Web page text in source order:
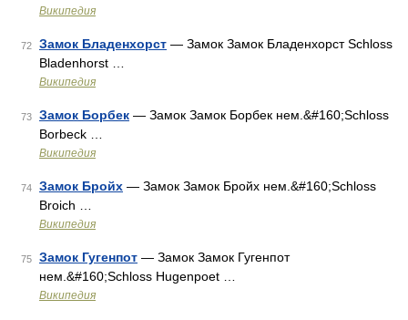
Википедия
72 Замок Бладенхорст — Замок Замок Бладенхорст Schloss
Bladenhorst …
Википедия
73 Замок Борбек — Замок Замок Борбек нем.&#160;Schloss
Borbeck …
Википедия
74 Замок Бройх — Замок Замок Бройх нем.&#160;Schloss
Broich …
Википедия
75 Замок Гугенпот — Замок Замок Гугенпот
нем.&#160;Schloss Hugenpoet …
Википедия